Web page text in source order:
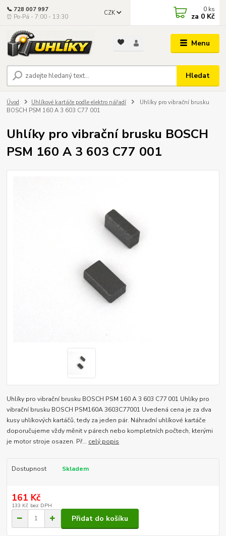
Menu
CZK
Hledat
📞 728 007 997
⏰ Po-Pá - 7:00 - 13:30
0 ks
za 0 Kč
Úvod Uhlíkové kartáče podle elektro nářadí
Uhlíky pro vibrační brusku
BOSCH PSM 160 A 3 603 C77 001
Uhlíky pro vibrační brusku BOSCH
PSM 160 A 3 603 C77 001
Uhlíky pro vibrační brusku BOSCH PSM 160 A 3 603 C77 001 Uhlíky pro
vibrační brusku BOSCH PSM160A 3603C77001 Uvedená cena je za dva
kusy uhlíkových kartáčů, tedy za jeden pár. Náhradní uhlíkové kartáče
doporučujeme vždy měnit v párech nebo kompletních počtech, kterými
je motor stroje osazen. Př... celý popis
Dostupnost Skladem
161 Kč
133 Kč bez DPH
Přidat do košíku